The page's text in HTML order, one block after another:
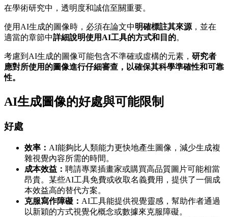
在學術研究中，透明度和誠信至關重要。
使用AI生成的圖像時，必須在論文中明確標註其來源 ，並在
適當的章節中詳細說明使用AI工具的方式和目的。
考慮到AI生成的圖像可能包含不準確或虛構的元素， 研究者
應對所使用的圖像進行仔細審查，以確保其科學準確性和可靠
性。
AI生成圖像的好處與可能限制
好處
效率： AI能夠比人類能力更快地產生圖像，減少生成複
雜視覺內容所需的時間。
成本效益： 聘請專業插畫家或購買高品質圖片可能相當
昂貴。某些AI工具免費或收取名義費用，提供了一個成
本效益高的替代方案。
克服寫作障礙： AI工具能提供視覺靈感，幫助作者通過
以新穎的方式視覺化概念或數據來克服障礙。